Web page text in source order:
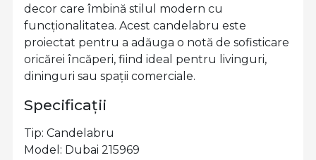
decor care îmbină stilul modern cu
funcționalitatea. Acest candelabru este
proiectat pentru a adăuga o notă de sofisticare
oricărei încăperi, fiind ideal pentru livinguri,
dininguri sau spații comerciale.
Specificații
Tip: Candelabru
Model: Dubai 215969